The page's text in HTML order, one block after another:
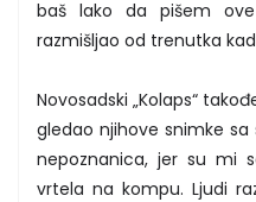
baš lako da pišem
razmišljao od trenutka
Novosadski „Kolaps“
gledao njihove snimke sa
nepoznanica, jer su mi
vrtela na kompu. Ljudi